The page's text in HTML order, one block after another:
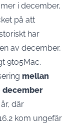
i december,
på att
har
av december,
9to5Mac.
mellan
december
där
kom ungefär